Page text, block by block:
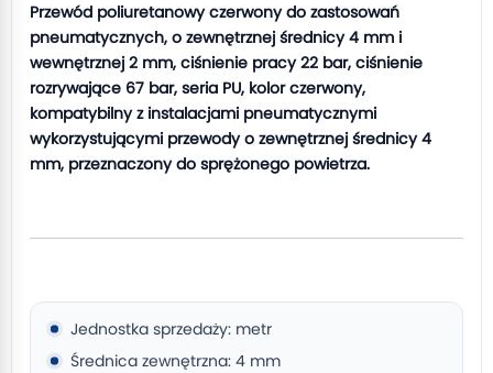
Przewód poliuretanowy czerwony do zastosowań
pneumatycznych, o zewnętrznej średnicy 4 mm i
wewnętrznej 2 mm, ciśnienie pracy 22 bar, ciśnienie
rozrywające 67 bar, seria PU, kolor czerwony,
kompatybilny z instalacjami pneumatycznymi
wykorzystującymi przewody o zewnętrznej średnicy 4
mm, przeznaczony do sprężonego powietrza.
Jednostka sprzedaży: metr
Średnica zewnętrzna: 4 mm